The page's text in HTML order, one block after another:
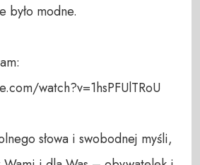
było modne.
watch?v=1hsPFUlTRoU
słowa i swobodnej myśli,